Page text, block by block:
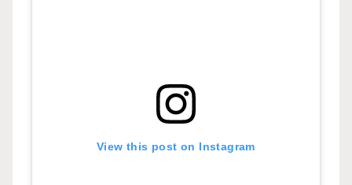
View this post on Instagram